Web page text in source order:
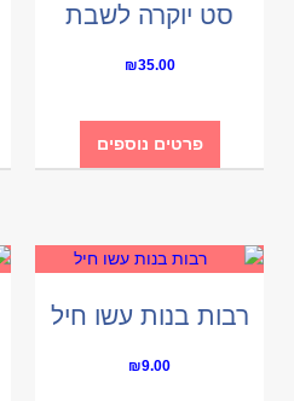
סט יוקרה לשבת
₪35.00
פרטים נוספים
רבות בנות עשו חיל
₪9.00